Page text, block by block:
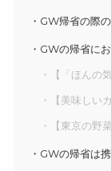
GW帰省の際
GWの帰省に
【「ほんの
【美味しい
【東京の野
GWの帰省は